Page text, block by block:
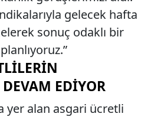
gelecek hafta
sonuç odaklı bir
EDIYOR
yer alan asgari ücretli